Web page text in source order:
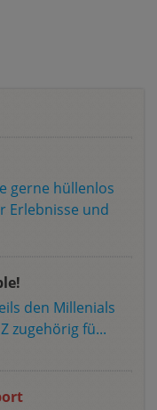
gerne hüllenlos
Erlebnisse und
den Millenials
zugehörig fü...